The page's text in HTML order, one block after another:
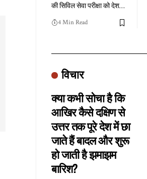
की सिविल सेवा परीक्षा को देश…
4 Min Read
विचार
क्या कभी सोचा है कि
आखिर कैसे दक्षिण से
उत्तर तक पूरे देश में छा
जाते हैं बादल और शुरू
हो जाती है झमाझम
बारिश?